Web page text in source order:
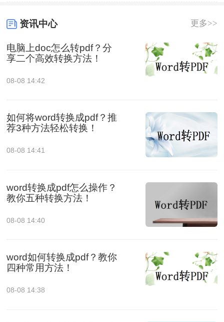
资讯中心 更多>>
电脑上doc怎么转pdf？分
享二个高效转换方法！
08-08 14:42
如何将word转换成pdf？推
荐3种方法轻松转换！
08-08 14:41
word转换成pdf怎么操作？
教你五种转换方法！
08-08 14:40
word如何转换成pdf？教你
四种常用方法！
08-08 14:38